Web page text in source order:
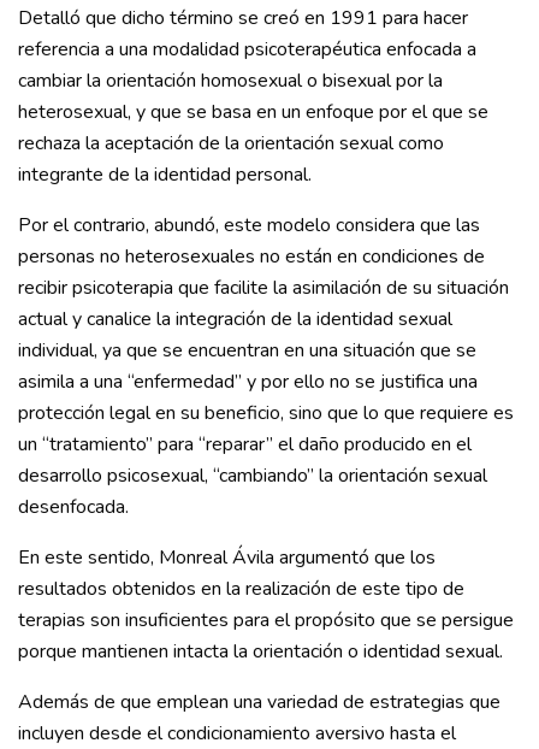
Detalló que dicho término se creó en 1991 para hacer
referencia a una modalidad psicoterapéutica enfocada a
cambiar la orientación homosexual o bisexual por la
heterosexual, y que se basa en un enfoque por el que se
rechaza la aceptación de la orientación sexual como
integrante de la identidad personal.
Por el contrario, abundó, este modelo considera que las
personas no heterosexuales no están en condiciones de
recibir psicoterapia que facilite la asimilación de su situación
actual y canalice la integración de la identidad sexual
individual, ya que se encuentran en una situación que se
asimila a una “enfermedad” y por ello no se justifica una
protección legal en su beneficio, sino que lo que requiere es
un “tratamiento” para “reparar” el daño producido en el
desarrollo psicosexual, “cambiando” la orientación sexual
desenfocada.
En este sentido, Monreal Ávila argumentó que los
resultados obtenidos en la realización de este tipo de
terapias son insuficientes para el propósito que se persigue
porque mantienen intacta la orientación o identidad sexual.
Además de que emplean una variedad de estrategias que
incluyen desde el condicionamiento aversivo hasta el